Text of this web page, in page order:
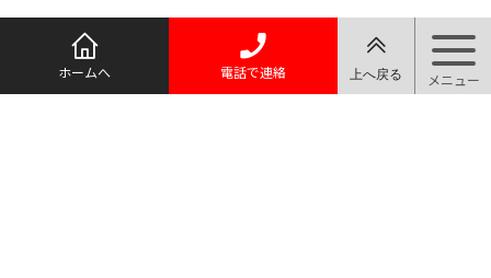
ホームへ 電話で連絡